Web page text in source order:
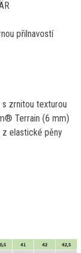
přilnavostí
zrnitou texturou
Terrain (6 mm)
elastické pěny